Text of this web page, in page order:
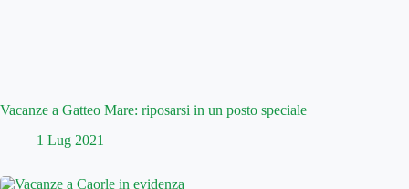
Vacanze a Gatteo Mare: riposarsi in un posto speciale
1 Lug 2021